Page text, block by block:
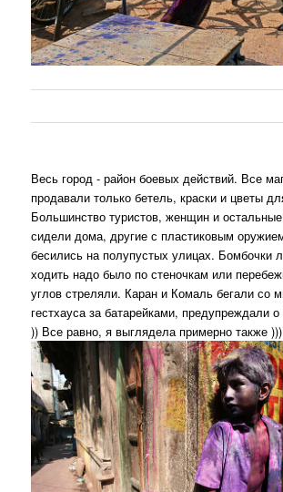
Весь город - район боевых действий. Все
продавали только бетель, краски и цветы
Большинство туристов, женщин и
сидели дома, другие с пластиковым
бесились на полупустых улицах. Бомбочки
ходить надо было по стеночкам или
углов стреляли. Каран и Комаль бегали со
гестхауса за батарейками, предупреждали о
)) Все равно, я выглядела примерно также )))